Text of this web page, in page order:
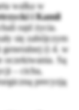
walka w
i Kamil
rajd życia.
się zabójczym
(i 4. w
oczekiwania. Są
– cicha,
precyzją